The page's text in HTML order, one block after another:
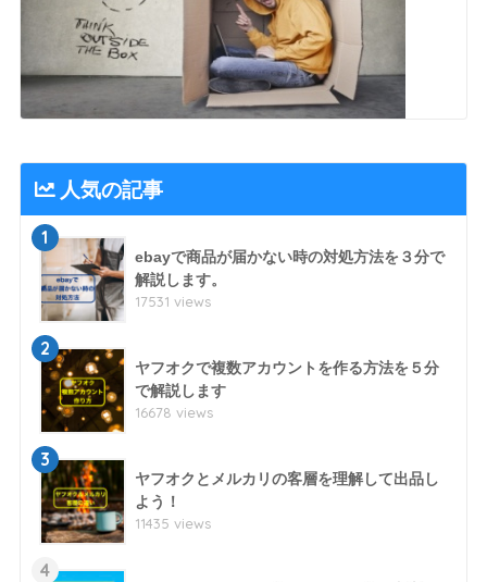
人気の記事
1
ebayで商品が届かない時の対処方法を３分で
解説します。
17531 views
2
ヤフオクで複数アカウントを作る方法を５分
で解説します
16678 views
3
ヤフオクとメルカリの客層を理解して出品し
よう！
11435 views
4